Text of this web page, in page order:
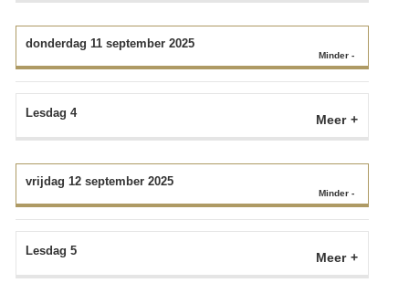
donderdag 11 september 2025
Lesdag 4 Meer
vrijdag 12 september 2025
Lesdag 5 Meer